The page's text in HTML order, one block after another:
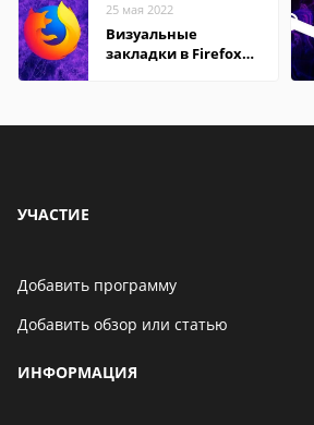
25 мая 2022
Визуальные
закладки в Firefox
УЧАСТИЕ
Добавить программу
Добавить обзор или статью
ИНФОРМАЦИЯ